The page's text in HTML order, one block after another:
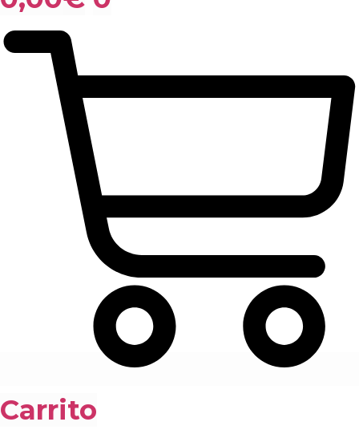
Carrito